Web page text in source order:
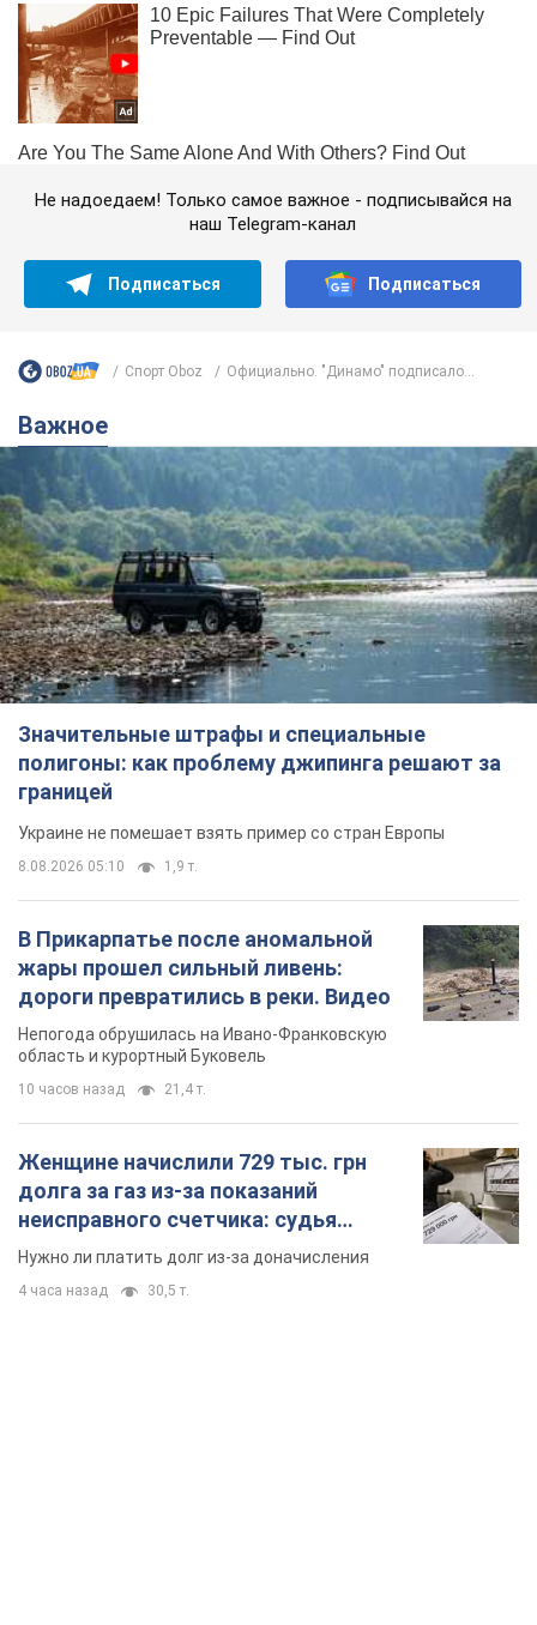
Не надоедаем! Только самое важное - подписывайся на
наш Telegram-канал
Подписаться Подписаться
Спорт Oboz Официально. "Динамо" подписало...
Важное
Значительные штрафы и специальные
полигоны: как проблему джипинга решают за
границей
Украине не помешает взять пример со стран Европы
8.08.2026 05:10 1,9 т.
В Прикарпатье после аномальной
жары прошел сильный ливень:
дороги превратились в реки. Видео
Непогода обрушилась на Ивано-Франковскую
область и курортный Буковель
10 часов назад 21,4 т.
Женщине начислили 729 тыс. грн
долга за газ из-за показаний
неисправного счетчика: судья
вынес неожиданное решение
Нужно ли платить долг из-за доначисления
4 часа назад 30,5 т.